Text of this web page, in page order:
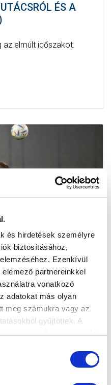
és hirdetések személyre
biztosításához,
Ezenkívül
partnereinkkel
vonatkozó
adatokat más olyan
meg számukra vagy az
gyűjtöttek. A
ÉS A
az elmúlt időszakot.
- BFC